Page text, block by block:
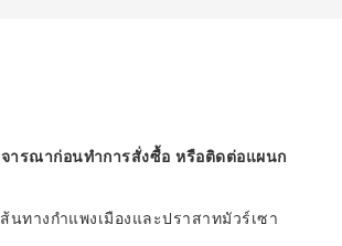
รณาก่อนทำการสั่งซื้อ หรือติดต่อแผนก
ทางกำแพงเมืองและปราสาทมัวร์เซา